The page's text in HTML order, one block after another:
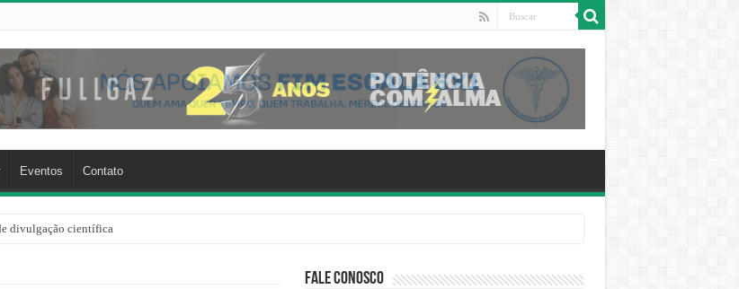
Eventos Contato
divulgação científica
km, paga aluguel adiantado e descobre que casa de Capinzal nunca esteve disponível
Fale Conosco